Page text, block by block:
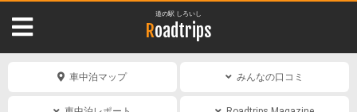
道の駅 しろいし
Roadtrips
車中泊マップ みんなの口コミ